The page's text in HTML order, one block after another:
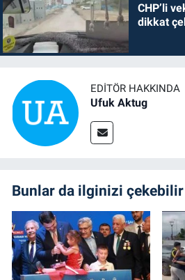
CHP’li
dikkat
EDITÖR HAKKINDA
Ufuk Aktug
Bunlar da ilginizi çekebilir